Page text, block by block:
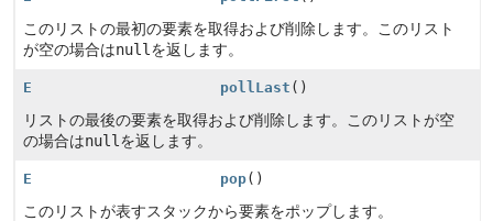
このリストの最初の要素を取得および削除します。このリスト
が空の場合はnull を返します。
E pollLast ()
リストの最後の要素を取得および削除します。このリストが空
の場合はnull を返します。
E pop()
このリストが表すスタックから要素をポップします。